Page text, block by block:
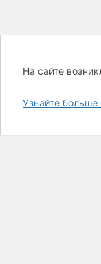
На сайте
Узнайте